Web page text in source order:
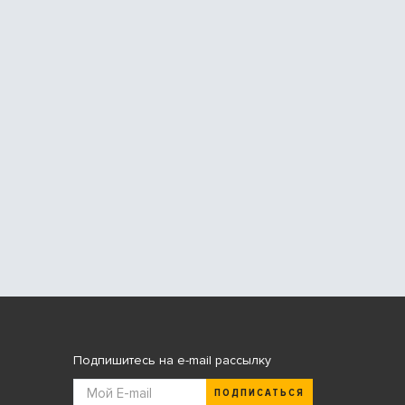
Подпишитесь на e-mail рассылку
ПОДПИСАТЬСЯ